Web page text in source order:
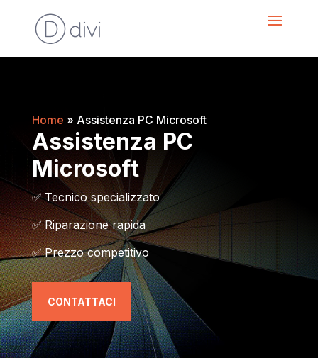
Home » Assistenza PC Microsoft
Assistenza PC
Microsoft
✅Tecnico specializzato
✅Riparazione rapida
✅Prezzo competitivo
CONTATTACI